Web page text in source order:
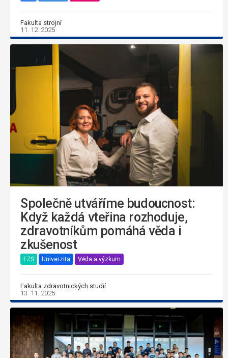
Fakulta strojní
11. 12. 2025
Společně utváříme budoucnost:
Když každá vteřina rozhoduje,
zdravotníkům pomáhá věda i
zkušenost
FZS Univerzita Věda a výzkum
Fakulta zdravotnických studií
13. 11. 2025